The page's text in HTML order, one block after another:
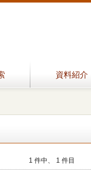
資料紹介
1 件中、 1 件目